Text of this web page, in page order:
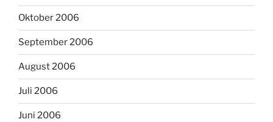
Oktober 2006
September 2006
August 2006
Juli 2006
Juni 2006